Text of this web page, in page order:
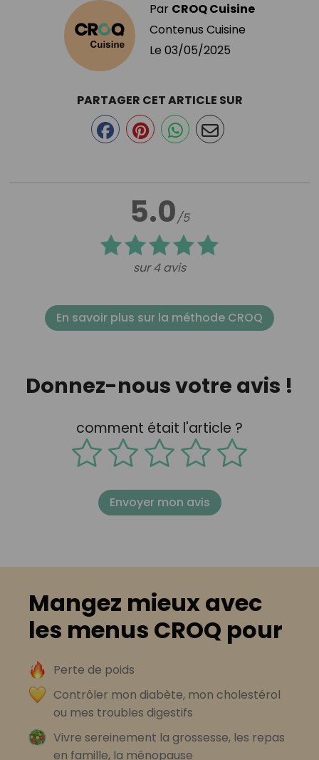
Par CROQ Cuisine
Contenus Cuisine
Le 03/05/2025
5.0/5
sur 4 avis
PARTAGER CET ARTICLE SUR
En savoir plus sur la méthode CROQ
Donnez-nous votre avis !
comment était l'article ?
Envoyer mon avis
Mangez mieux avec
les menus CROQ pour
Perte de poids
Contrôler mon diabète, mon cholestérol
ou mes troubles digestifs
Vivre sereinement la grossesse, les repas
en famille, la ménopause